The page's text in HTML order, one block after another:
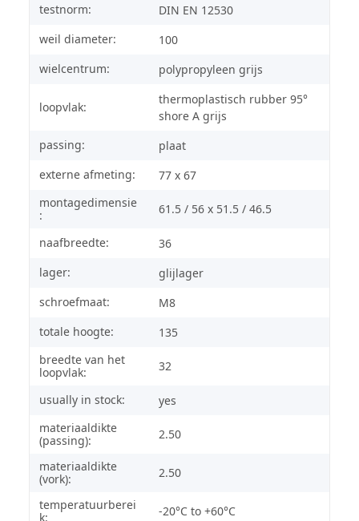
testnorm:
DIN EN 12530
weil diameter:
100
wielcentrum:
polypropyleen grijs
loopvlak:
thermoplastisch rubber 95°
shore A grijs
passing:
plaat
externe afmeting:
77 x 67
montagedimensie
:
61.5 / 56 x 51.5 / 46.5
naafbreedte:
36
lager:
glijlager
schroefmaat:
M8
totale hoogte:
135
breedte van het
loopvlak:
32
usually in stock:
yes
materiaaldikte
(passing):
2.50
materiaaldikte
(vork):
2.50
temperatuurberei
k:
-20°C to +60°C